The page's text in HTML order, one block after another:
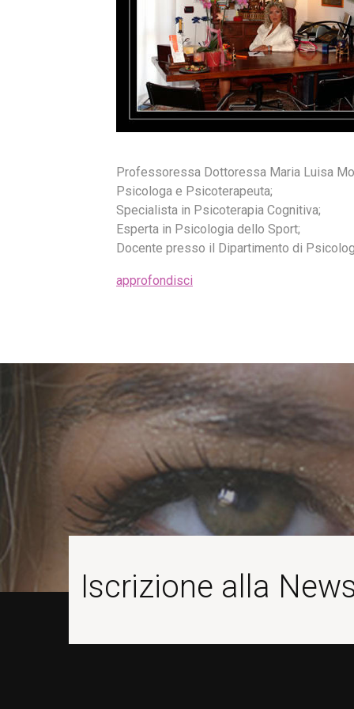
Professoressa Dottoressa Maria Luisa
Psicologa e Psicoterapeuta;
Specialista in Psicoterapia Cognitiva;
Esperta in Psicologia dello Sport;
Docente presso il Dipartimento di
approfondisci
Iscrizione alla